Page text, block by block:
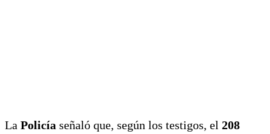
La Policía señaló que, según los testigos, el 208